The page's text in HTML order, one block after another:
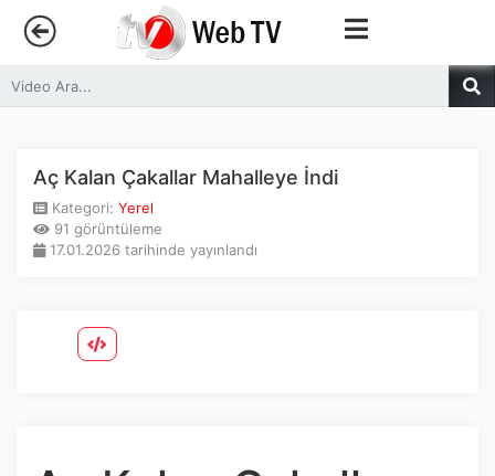
Anasayfa
Canlı Yayın
Sosyal Medya
Aç Kalan Çakallar Mahalleye İndi
Kategori: Yerel
91 görüntüleme
17.01.2026 tarihinde yayınlandı